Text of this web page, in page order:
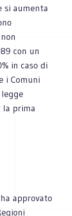
si aumenta
con un
in caso di
i Comuni
prima
approvato